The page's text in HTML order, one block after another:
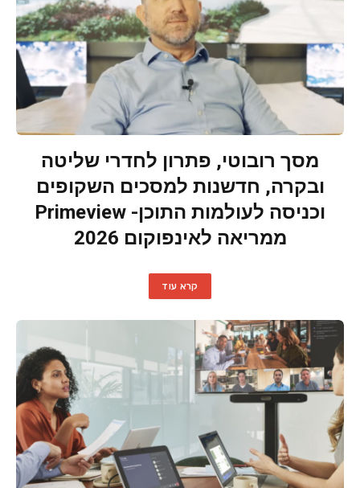
מסך רובוטי, פתרון לחדרי שליטה
ובקרה, חדשנות למסכים השקופים
וכניסה לעולמות התוכן- Primeview
ממריאה לאינפוקום 2026
קרא עוד